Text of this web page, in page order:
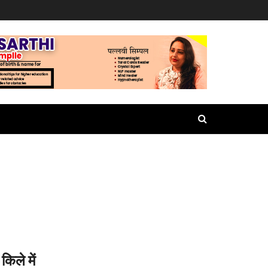
किले में